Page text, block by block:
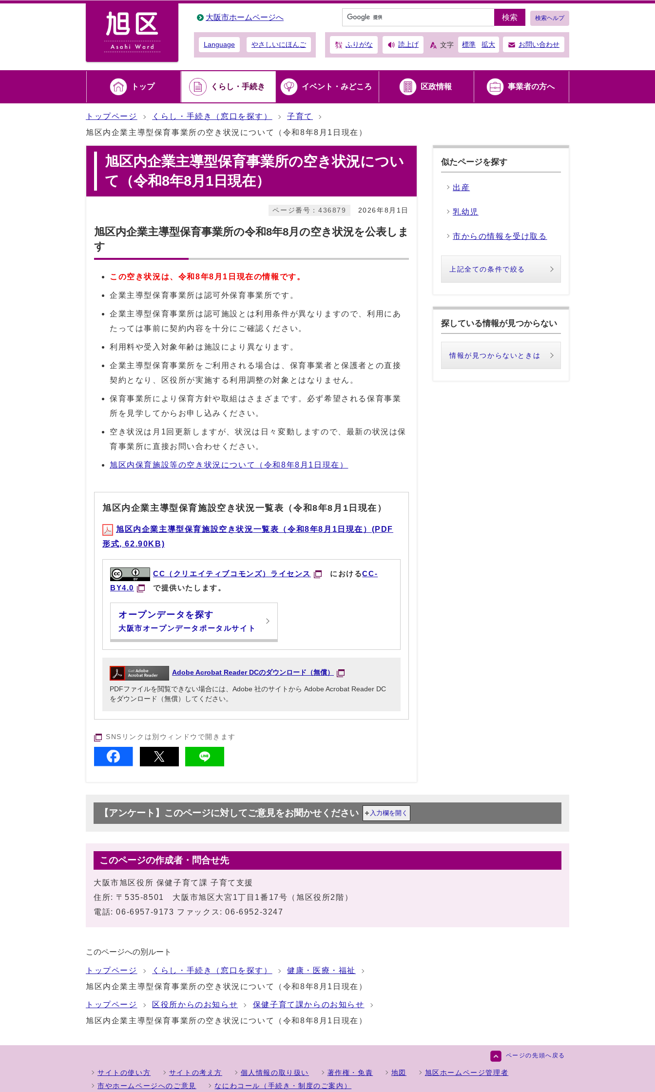
大阪市ホームページへ 検索 検索ヘルプ
Language やさしいにほんご ふりがな 読上げ 文字 標準 拡大 お問い合わせ
トップ くらし・手続き イベント・みどころ 区政情報 事業者の方へ
トップページ くらし・手続き（窓口を探す）
子育て
旭区内企業主導型保育事業所の空き状況について（令和8年8月1日現在）
旭区内企業主導型保育事業所の空き状況につい
て（令和8年8月1日現在）
2026年8月1日
ページ番号：436879
旭区内企業主導型保育事業所の令和8年8月の空き状況を公表しま
す
この空き状況は、令和8年8 月 1日現在の情報です。
企業主導型保育事業所は認可外保育事業所です。
企業主導型保育事業所は認可施設とは利用条件が異なりますので、利用にあ
たっては事前に契約内容を十分にご確認ください。
利用料や受入対象年齢は施設により異なります。
企業主導型保育事業所をご利用される場合は、保育事業者と保護者との直接
契約となり、区役所が実施する利用調整の対象とはなりません。
保育事業所により保育方針や取組はさまざまです。必ず希望される保育事業
所を見学してからお申し込みください。
空き状況は月1回更新しますが、状況は日々変動しますので、最新の状況は保
育事業所に直接お問い合わせください。
旭区内保育施設等の空き状況について（令和8年8月1日現在）
旭区内企業主導型保育施設空き状況一覧表（令和8年8月1日現在）
旭区内企業主導型保育施設空き状況一覧表（令和8年8月1日現在）(PDF
形式, 62.90KB)
CC（クリエイティブコモンズ）ライセンス におけるCC-
BY4.0
で提供いたします。
オープンデータを探す
大阪市オープンデータポータルサイト
Adobe Acrobat Reader DCのダウンロード（無償）
PDFファイルを閲覧できない場合には、Adobe 社のサイトから Adobe Acrobat Reader DC
をダウンロード（無償）してください。
SNSリンクは別ウィンドウで開きます
似たページを探す
出産
乳幼児
市からの情報を受け取る
上記全ての条件で絞る
探している情報が見つからない
情報が見つからないときは
【アンケート】このページに対してご意見をお聞かせください 入力欄を開く
このページの作成者・問合せ先
大阪市旭区役所 保健子育て課 子育て支援
住所: 〒535-8501 大阪市旭区大宮1丁目1番17号（旭区役所2階）
電話: 06-6957-9173 ファックス: 06-6952-3247
このページへの別ルート
トップページ くらし・手続き（窓口を探す）
健康・医療・福祉
旭区内企業主導型保育事業所の空き状況について（令和8年8月1日現在）
トップページ 区役所からのお知らせ
保健子育て課からのお知らせ
旭区内企業主導型保育事業所の空き状況について（令和8年8月1日現在）
ページの先頭へ戻る
サイトの使い方 サイトの考え方 個人情報の取り扱い 著作権・免責 地図
旭区ホームページ管理者
市やホームページへのご意見
なにわコール（手続き・制度のご案内）